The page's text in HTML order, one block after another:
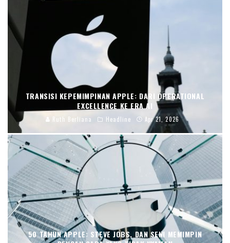
TRANSISI KEPEMIMPINAN APPLE: DARI OPERATIONAL
EXCELLENCE KE ERA AI
Ruth Berliana Headline Apr 21, 2026
50 TAHUN APPLE: STEVE JOBS, DAN SENI MEMIMPIN